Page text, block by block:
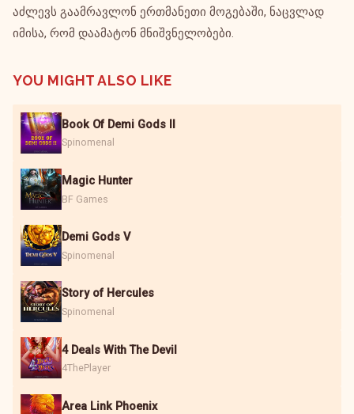
აძლევს გაამრავლონ ერთმანეთი მოგებაში, ნაცვლად
იმისა, რომ დაამატონ მნიშვნელობები.
YOU MIGHT ALSO LIKE
Book Of Demi Gods II
Spinomenal
Magic Hunter
BF Games
Demi Gods V
Spinomenal
Story of Hercules
Spinomenal
4 Deals With The Devil
4ThePlayer
Area Link Phoenix